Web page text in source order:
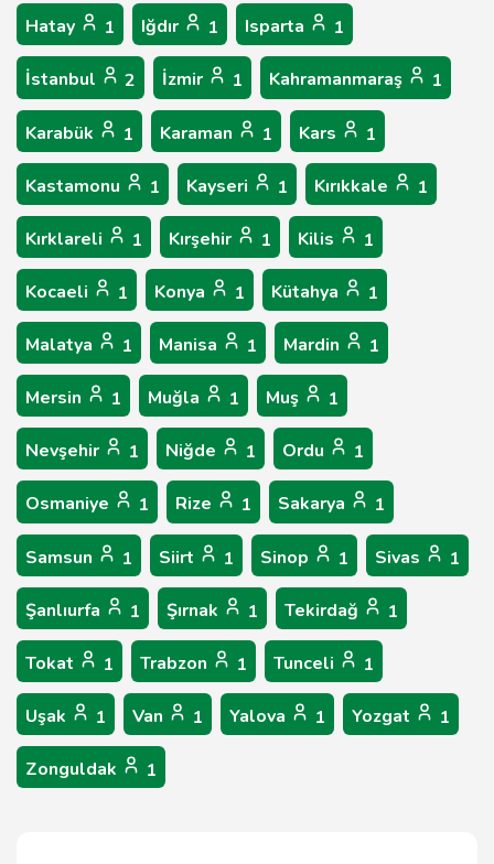
Hatay 1 Iğdır 1 Isparta 1
İstanbul 2 İzmir 1 Kahramanmaraş 1
Karabük 1 Karaman 1 Kars 1
Kastamonu 1 Kayseri 1 Kırıkkale 1
Kırklareli 1 Kırşehir 1 Kilis 1
Kocaeli 1 Konya 1 Kütahya 1
Malatya 1 Manisa 1 Mardin 1
Mersin 1 Muğla 1 Muş 1
Nevşehir 1 Niğde 1 Ordu 1
Osmaniye 1 Rize 1 Sakarya 1
Samsun 1 Siirt 1 Sinop 1 Sivas 1
Şanlıurfa 1 Şırnak 1 Tekirdağ 1
Tokat 1 Trabzon 1 Tunceli 1
Uşak 1 Van 1 Yalova 1 Yozgat 1
Zonguldak 1